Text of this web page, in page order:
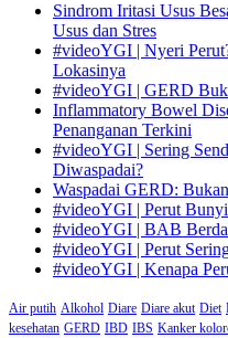
Sindrom Iritasi Usus
Usus dan Stres
#videoYGI | Nyeri
Lokasinya
#videoYGI | GERD
Inflammatory Bowel
Penanganan Terkini
#videoYGI | Sering
Diwaspadai?
Waspadai GERD:
#videoYGI | Perut
#videoYGI | BAB
#videoYGI | Perut
#videoYGI | Kenapa
Air putih Alkohol Diare Diare akut Diet
kesehatan GERD IBD IBS Kanker